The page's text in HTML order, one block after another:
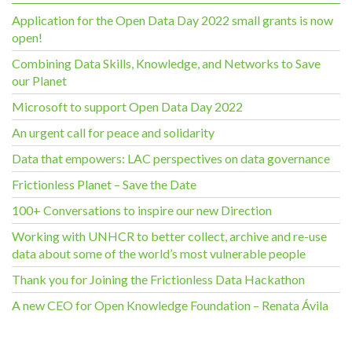
Application for the Open Data Day 2022 small grants is now
open!
Combining Data Skills, Knowledge, and Networks to Save
our Planet
Microsoft to support Open Data Day 2022
An urgent call for peace and solidarity
Data that empowers: LAC perspectives on data governance
Frictionless Planet – Save the Date
100+ Conversations to inspire our new Direction
Working with UNHCR to better collect, archive and re-use
data about some of the world’s most vulnerable people
Thank you for Joining the Frictionless Data Hackathon
A new CEO for Open Knowledge Foundation – Renata Ávila